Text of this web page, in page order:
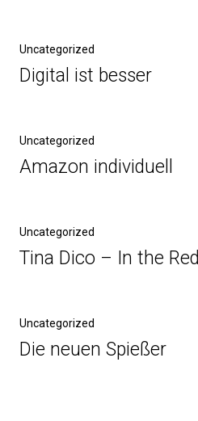
Uncategorized
Digital ist besser
Uncategorized
Amazon individuell
Uncategorized
Tina Dico – In the Red
Uncategorized
Die neuen Spießer